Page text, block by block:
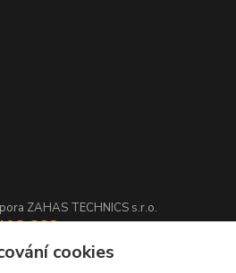
ZAHAS TECHNICS s.r.o.
883
cookies